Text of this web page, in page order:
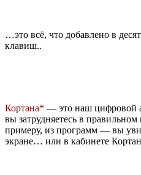
…это всё, что добавлено в
клавиш..
Кортана* — это наш цифровой
вы затрудняетесь в
примеру, из программ — вы
экране… или в кабинете